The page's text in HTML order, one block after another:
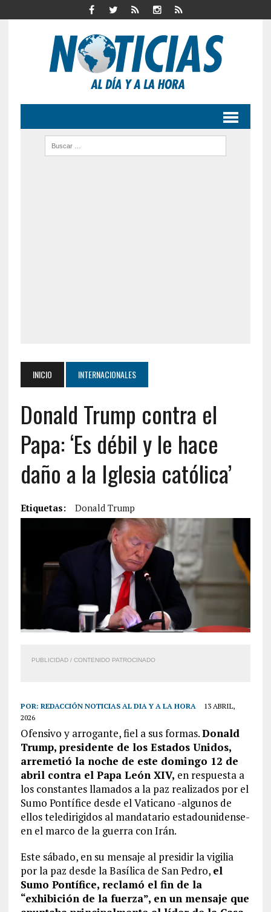
INICIO INTERNACIONALES
Donald Trump contra el
Papa: ‘Es débil y le hace
daño a la Iglesia católica’
Etiquetas: Donald Trump
PUBLICIDAD / CONTENIDO PATROCINADO
POR: REDACCIÓN NOTICIAS AL DIA Y A LA HORA
13 ABRIL,
2026
Ofensivo y arrogante, fiel a sus formas.Donald
Trump, presidente de los Estados Unidos,
arremetió la noche de este domingo 12 de
abril contra el Papa León XIV, en respuesta a
los constantes llamados a la paz realizados por el
Sumo Pontífice desde el Vaticano -algunos de
ellos teledirigidos al mandatario estadounidense-
en el marco de la guerra con Irán.
Este sábado, en su mensaje al presidir la vigilia
por la paz desde la Basílica de San Pedro, el
Sumo Pontífice, reclamó el fin de la
“exhibición de la fuerza”, en un mensaje que